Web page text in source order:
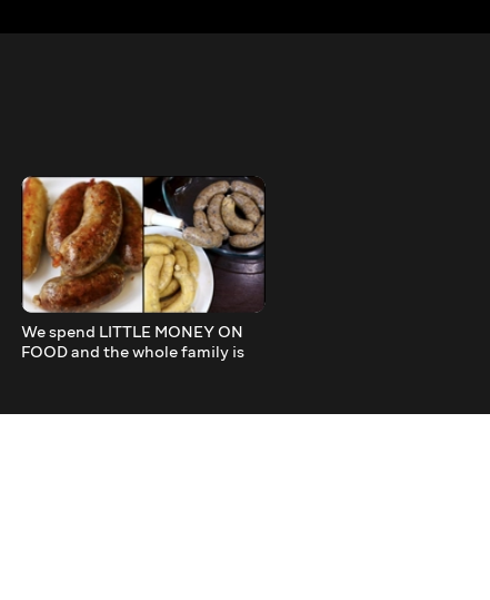
We spend LITTLE MONEY ON
FOOD and the whole family is